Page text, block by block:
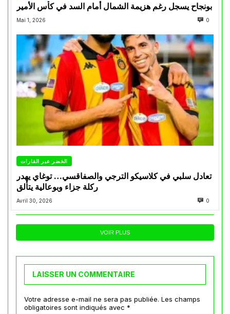
بونجاح يسجل رغم هزيمة الشمال أمام السد في كأس الأمير
Mai 1, 2026 0
الخضر عبر القارات
تعادل سلبي في كلاسيكو الترجي والصفاقسي… توغاي يهدر
ركلة جزاء وبوعالية يتألق
Avril 30, 2026 0
VOIR PLUS
LAISSER UN COMMENTAIRE
Votre adresse e-mail ne sera pas publiée. Les champs
obligatoires sont indiqués avec *